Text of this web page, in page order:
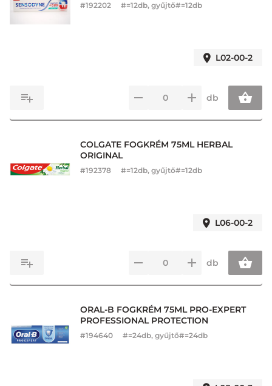
#192202 #=12db, gyűjtő#=12db
L02-00-2
db
COLGATE FOGKRÉM 75ML HERBAL
ORIGINAL
#192378 #=12db, gyűjtő#=12db
L06-00-2
db
ORAL-B FOGKRÉM 75ML PRO-EXPERT
PROFESSIONAL PROTECTION
#194640 #=24db, gyűjtő#=24db